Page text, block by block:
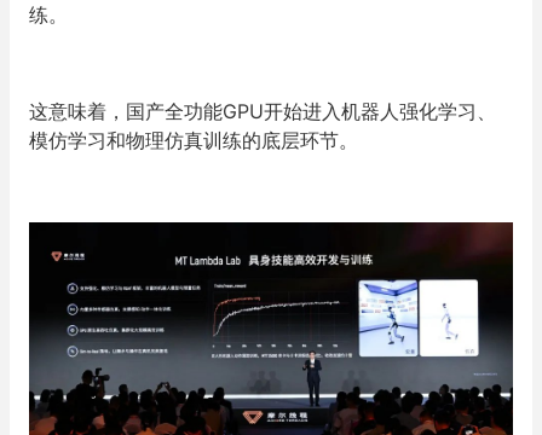
练。
这意味着，国产全功能GPU开始进入机器人强化学习、
模仿学习和物理仿真训练的底层环节。